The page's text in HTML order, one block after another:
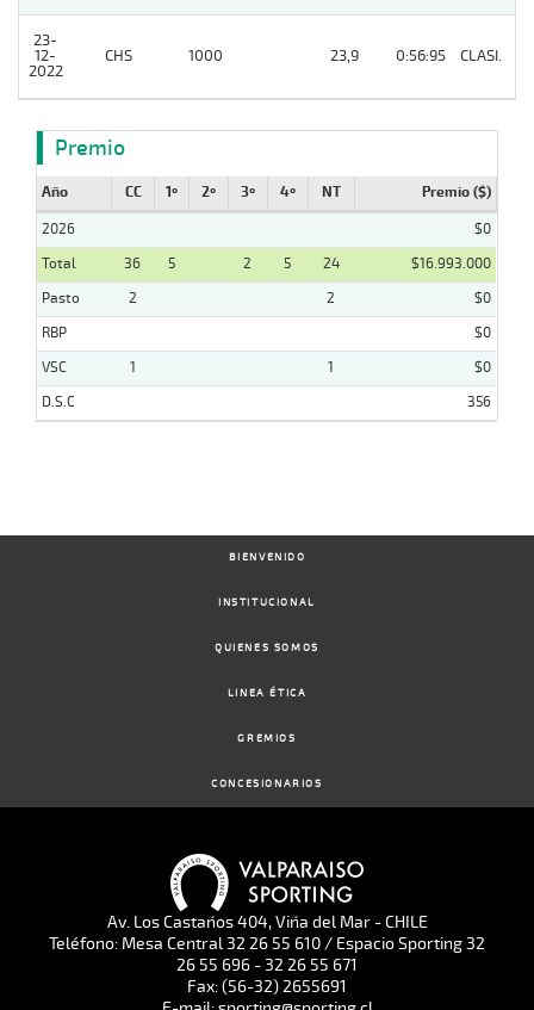
23-
12-
2022
CHS 1000 23,9 0:56:95 CLASI.
Premio
Año CC 1º 2º 3º 4º NT Premio ($)
2026
$0
Total
36 5 2 5 24
$16.993.000
Pasto
2 2
$0
RBP
$0
VSC
1 1
$0
D.S.C
356
BIENVENIDO
INSTITUCIONAL
QUIENES SOMOS
LINEA ÉTICA
GREMIOS
CONCESIONARIOS
Av. Los Castaños 404, Viña del Mar - CHILE
Teléfono: Mesa Central 32 26 55 610 / Espacio Sporting 32
26 55 696 - 32 26 55 671
Fax: (56-32) 2655691